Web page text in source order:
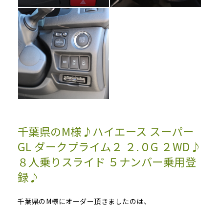
千葉県のM様♪ハイエース スーパー
GL ダークプライム２ ２.０G ２WD♪
８人乗りスライド ５ナンバー乗用登
録♪
千葉県のM様にオーダー頂きましたのは、